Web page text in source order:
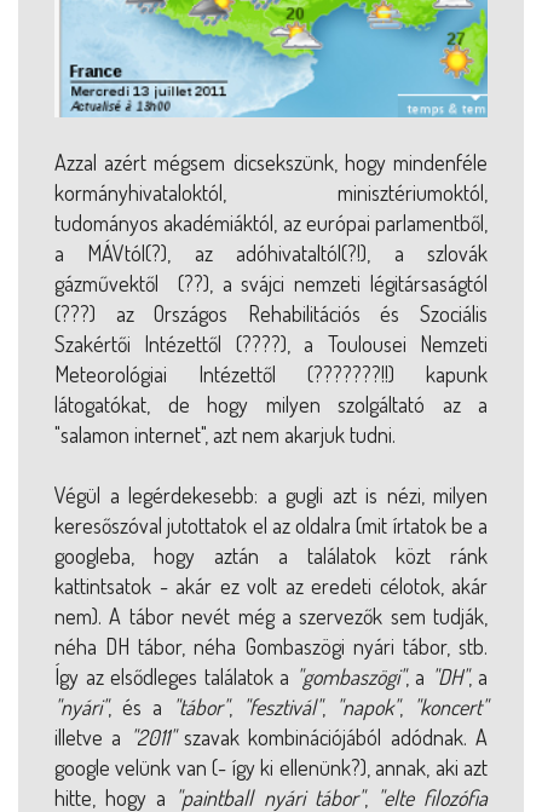
Azzal azért mégsem dicsekszünk, hogy mindenféle
kormányhivataloktól, minisztériumoktól,
tudományos akadémiáktól, az európai parlamentből,
a MÁVtól(?), az adóhivataltól(?!), a szlovák
gázművektől (??), a svájci nemzeti légitársaságtól
(???) az Országos Rehabilitációs és Szociális
Szakértői Intézettől (????), a Toulousei Nemzeti
Meteorológiai Intézettől (???????!!) kapunk
látogatókat, de hogy milyen szolgáltató az a
"salamon internet", azt nem akarjuk tudni.
Végül a legérdekesebb: a gugli azt is nézi, milyen
keresőszóval jutottatok el az oldalra (mit írtatok be a
googleba, hogy aztán a találatok közt ránk
kattintsatok - akár ez volt az eredeti célotok, akár
nem). A tábor nevét még a szervezők sem tudják,
néha DH tábor, néha Gombaszögi nyári tábor, stb.
Így az elsődleges találatok a "gombaszögi", a "DH", a
"nyári", és a "tábor", "fesztivál", "napok", "koncert"
illetve a "2011"szavak kombinációjából adódnak. A
google velünk van (- így ki ellenünk?), annak, aki azt
hitte, hogy a "paintball nyári tábor", "elte filozófia